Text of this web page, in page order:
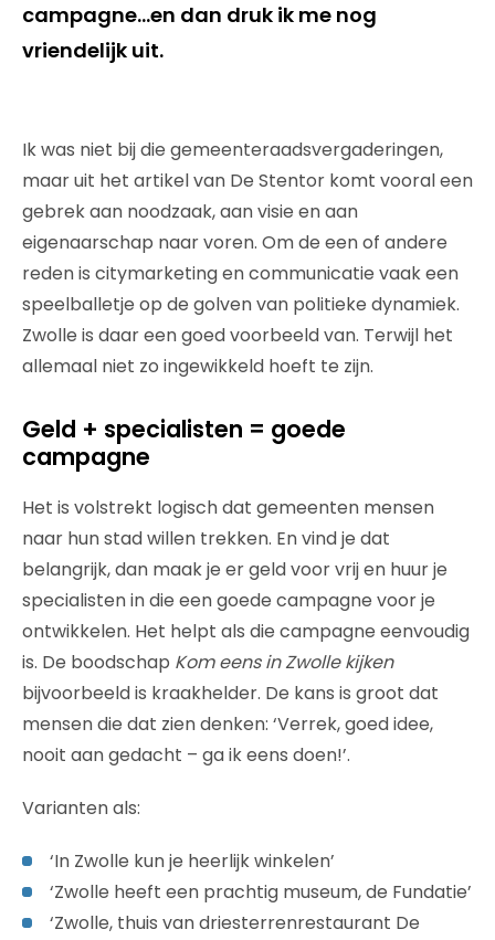
campagne…en dan druk ik me nog
vriendelijk uit.
Ik was niet bij die gemeenteraadsvergaderingen,
maar uit het artikel van De Stentor komt vooral een
gebrek aan noodzaak, aan visie en aan
eigenaarschap naar voren. Om de een of andere
reden is citymarketing en communicatie vaak een
speelballetje op de golven van politieke dynamiek.
Zwolle is daar een goed voorbeeld van. Terwijl het
allemaal niet zo ingewikkeld hoeft te zijn.
Geld + specialisten = goede
campagne
Het is volstrekt logisch dat gemeenten mensen
naar hun stad willen trekken. En vind je dat
belangrijk, dan maak je er geld voor vrij en huur je
specialisten in die een goede campagne voor je
ontwikkelen. Het helpt als die campagne eenvoudig
is. De boodschap Kom eens in Zwolle kijken
bijvoorbeeld is kraakhelder. De kans is groot dat
mensen die dat zien denken: ‘Verrek, goed idee,
nooit aan gedacht – ga ik eens doen!’.
Varianten als:
‘In Zwolle kun je heerlijk winkelen’
‘Zwolle heeft een prachtig museum, de Fundatie’
‘Zwolle, thuis van driesterrenrestaurant De